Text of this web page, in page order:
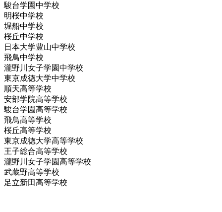
駿台学園中学校
明桜中学校
堀船中学校
桜丘中学校
日本大学豊山中学校
飛鳥中学校
瀧野川女子学園中学校
東京成徳大学中学校
順天高等学校
安部学院高等学校
駿台学園高等学校
飛鳥高等学校
桜丘高等学校
東京成徳大学高等学校
王子総合高等学校
瀧野川女子学園高等学校
武蔵野高等学校
足立新田高等学校